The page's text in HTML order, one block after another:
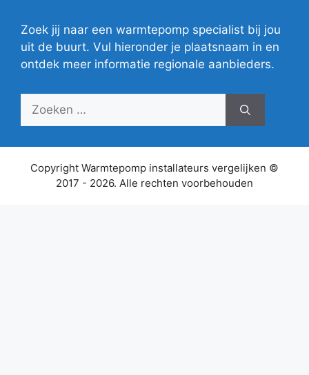
Zoek jij naar een warmtepomp specialist bij jou
uit de buurt. Vul hieronder je plaatsnaam in en
ontdek meer informatie regionale aanbieders.
Zoek
Copyright Warmtepomp installateurs vergelijken ©
2017 - 2026. Alle rechten voorbehouden